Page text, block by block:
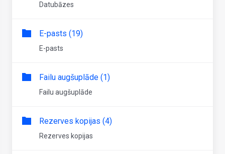
Datubāzes
E-pasts (19)
E-pasts
Failu augšuplāde (1)
Failu augšuplāde
Rezerves kopijas (4)
Rezerves kopijas